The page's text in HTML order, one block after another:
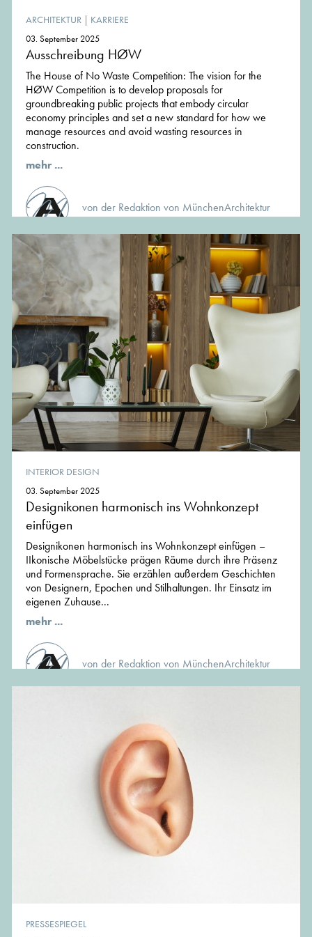
ARCHITEKTUR | KARRIERE
03. September 2025
Ausschreibung HØW
The House of No Waste Competition: The vision for the
HØW Competition is to develop proposals for
groundbreaking public projects that embody circular
economy principles and set a new standard for how we
manage resources and avoid wasting resources in
construction.
mehr ...
von der Redaktion von MünchenArchitektur
INTERIOR DESIGN
03. September 2025
Designikonen harmonisch ins Wohnkonzept
einfügen
Designikonen harmonisch ins Wohnkonzept einfügen –
IIkonische Möbelstücke prägen Räume durch ihre Präsenz
und Formensprache. Sie erzählen außerdem Geschichten
von Designern, Epochen und Stilhaltungen. Ihr Einsatz im
eigenen Zuhause...
mehr ...
von der Redaktion von MünchenArchitektur
PRESSESPIEGEL